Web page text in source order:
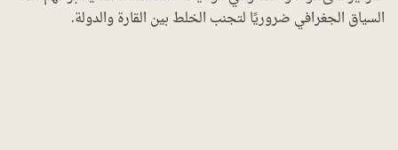
السياق الجغرافي ضروريًا لتجنب الخلط بين القارة والدولة.